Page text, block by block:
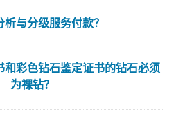
与分级服务付款？
和彩色钻石鉴定证书的钻石必须
为裸钻？